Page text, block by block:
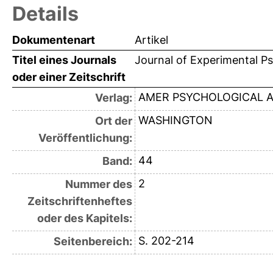
Details
Dokumentenart
Artikel
Titel eines Journals
oder einer Zeitschrift
Journal of Experimental
Verlag: AMER PSYCHOLOGICAL
Ort der
Veröffentlichung:
WASHINGTON
Band: 44
Nummer des
Zeitschriftenheftes
oder des Kapitels:
2
Seitenbereich: S. 202-214